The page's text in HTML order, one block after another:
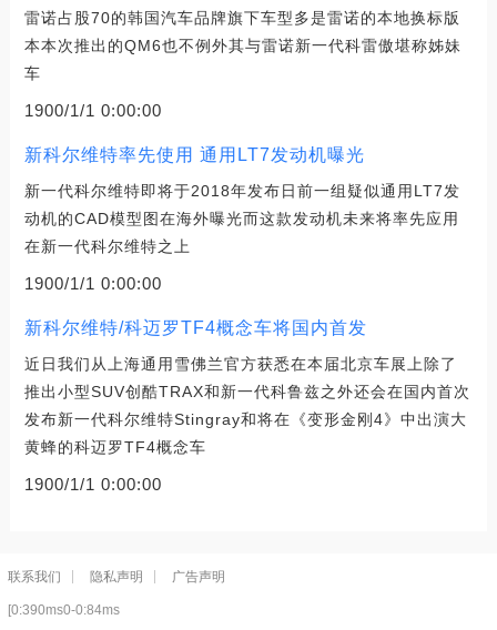
雷诺占股70的韩国汽车品牌旗下车型多是雷诺的本地换标版
本本次推出的QM6也不例外其与雷诺新一代科雷傲堪称姊妹
车
1900/1/1 0:00:00
新科尔维特率先使用 通用LT7发动机曝光
新一代科尔维特即将于2018年发布日前一组疑似通用LT7发
动机的CAD模型图在海外曝光而这款发动机未来将率先应用
在新一代科尔维特之上
1900/1/1 0:00:00
新科尔维特/科迈罗TF4概念车将国内首发
近日我们从上海通用雪佛兰官方获悉在本届北京车展上除了
推出小型SUV创酷TRAX和新一代科鲁兹之外还会在国内首次
发布新一代科尔维特Stingray和将在《变形金刚4》中出演大
黄蜂的科迈罗TF4概念车
1900/1/1 0:00:00
联系我们 隐私声明 广告声明
[0:390ms0-0:84ms